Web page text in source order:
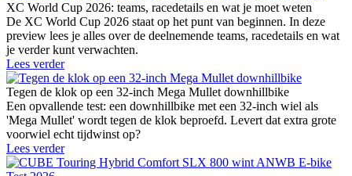
XC World Cup 2026: teams, racedetails en wat je moet weten
De XC World Cup 2026 staat op het punt van beginnen. In deze
preview lees je alles over de deelnemende teams, racedetails en wat
je verder kunt verwachten.
Lees verder
Tegen de klok op een 32-inch Mega Mullet downhillbike
Een opvallende test: een downhillbike met een 32-inch wiel als
'Mega Mullet' wordt tegen de klok beproefd. Levert dat extra grote
voorwiel echt tijdwinst op?
Lees verder